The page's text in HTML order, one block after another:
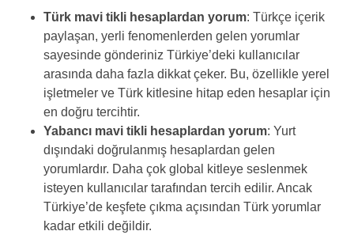
Türk mavi tikli hesaplardan yorum: Türkçe içerik
paylaşan, yerli fenomenlerden gelen yorumlar
sayesinde gönderiniz Türkiye’deki kullanıcılar
arasında daha fazla dikkat çeker. Bu, özellikle yerel
işletmeler ve Türk kitlesine hitap eden hesaplar için
en doğru tercihtir.
Yabancı mavi tikli hesaplardan yorum: Yurt
dışındaki doğrulanmış hesaplardan gelen
yorumlardır. Daha çok global kitleye seslenmek
isteyen kullanıcılar tarafından tercih edilir. Ancak
Türkiye’de keşfete çıkma açısından Türk yorumlar
kadar etkili değildir.